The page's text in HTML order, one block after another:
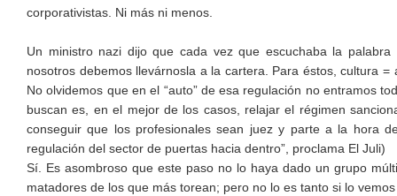
corporativistas. Ni más ni menos.
Un ministro nazi dijo que cada vez que escuchaba la
nosotros debemos llevárnosla a la cartera. Para éstos, cultura
No olvidemos que en el “auto” de esa regulación no entramos
buscan es, en el mejor de los casos, relajar el régimen
conseguir que los profesionales sean juez y parte a la hora
regulación del sector de puertas hacia dentro”, proclama El Juli)
Sí. Es asombroso que este paso no lo haya dado un grupo
matadores de los que más torean; pero no lo es tanto si lo